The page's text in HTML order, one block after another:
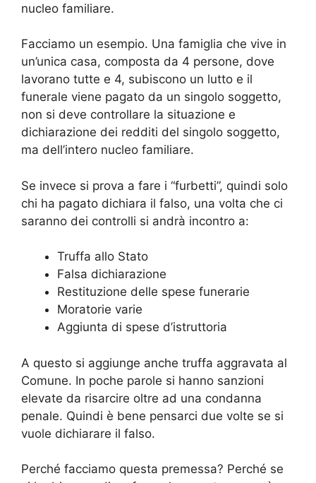
nucleo familiare.
Facciamo un esempio. Una famiglia che vive in
un’unica casa, composta da 4 persone, dove
lavorano tutte e 4, subiscono un lutto e il
funerale viene pagato da un singolo soggetto,
non si deve controllare la situazione e
dichiarazione dei redditi del singolo soggetto,
ma dell’intero nucleo familiare.
Se invece si prova a fare i “furbetti”, quindi solo
chi ha pagato dichiara il falso, una volta che ci
saranno dei controlli si andrà incontro a:
Truffa allo Stato
Falsa dichiarazione
Restituzione delle spese funerarie
Moratorie varie
Aggiunta di spese d’istruttoria
A questo si aggiunge anche truffa aggravata al
Comune. In poche parole si hanno sanzioni
elevate da risarcire oltre ad una condanna
penale. Quindi è bene pensarci due volte se si
vuole dichiarare il falso.
Perché facciamo questa premessa? Perché se